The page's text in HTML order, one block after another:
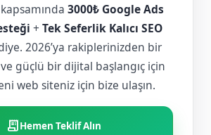
3000₺ Google Ads
+ Tek Seferlik Kalıcı SEO
2026’ya rakiplerinizden bir
güçlü bir dijital başlangıç için
web siteniz için bize ulaşın.
receipt_longHemen Teklif Alın